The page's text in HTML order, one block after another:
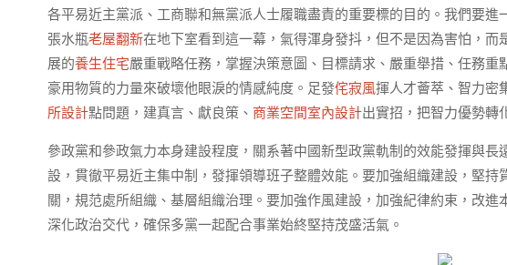
各平易近主黨派、工商聯和無黨派人士履職盡責的重要標的目的。我們要
張水瓶老屋翻新在地下室看到這一幕，氣得渾身發抖，但不是因為害怕，而
展的養生住宅嚴重戰略任務，掌握決策意圖、目標請求、嚴重舉措、任務
豪用物質的力量來破壞他眼淚的情感純度。足發侘寂風揮人才薈萃、智力密
所設計點問題，建真言、獻良策、 商業空間室內設計出實招，把智力優勢轉
參政黨和參政氣力本身建設程度，關系著中國新型政黨軌制的效能發揮與
設，貫徹平易近主集中制，發揮領導班子整體效能。要加強組織建設，堅
關，規范處所組織、基層組織治理。要加強作風建設，加強紀律約束，改進
深化政治交代，確保多黨一起配合事業始終堅持茂盛活氣。